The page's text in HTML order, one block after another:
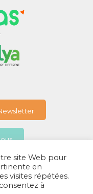
A propos
Politiques de confidentialités
site Web pour
en
visites répétées.
à